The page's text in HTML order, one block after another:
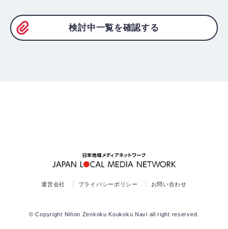
検討中一覧を確認する
運営会社 プライバシーポリシー お問い合わせ
© Copyright Nihon Zenkoku Koukoku Navi all right reserved.